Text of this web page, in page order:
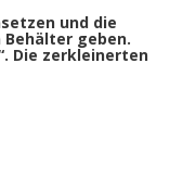
und die
geben.
Die zerkleinerten